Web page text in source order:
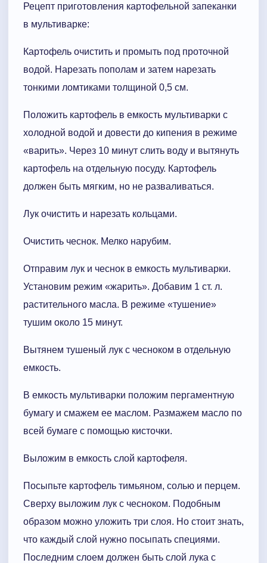
Рецепт приготовления картофельной запеканки
в мультиварке:
Картофель очистить и промыть под проточной
водой. Нарезать пополам и затем нарезать
тонкими ломтиками толщиной 0,5 см.
Положить картофель в емкость мультиварки с
холодной водой и довести до кипения в режиме
«варить». Через 10 минут слить воду и вытянуть
картофель на отдельную посуду. Картофель
должен быть мягким, но не разваливаться.
Лук очистить и нарезать кольцами.
Очистить чеснок. Мелко нарубим.
Отправим лук и чеснок в емкость мультиварки.
Установим режим «жарить». Добавим 1 ст. л.
растительного масла. В режиме «тушение»
тушим около 15 минут.
Вытянем тушеный лук с чесноком в отдельную
емкость.
В емкость мультиварки положим пергаментную
бумагу и смажем ее маслом. Размажем масло по
всей бумаге с помощью кисточки.
Выложим в емкость слой картофеля.
Посыпьте картофель тимьяном, солью и перцем.
Сверху выложим лук с чесноком. Подобным
образом можно уложить три слоя. Но стоит знать,
что каждый слой нужно посыпать специями.
Последним слоем должен быть слой лука с